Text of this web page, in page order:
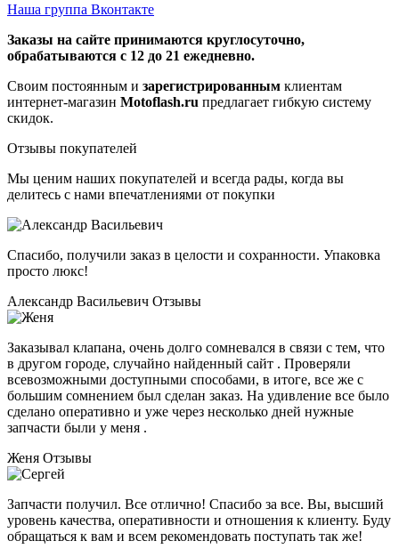
Наша группа Вконтакте
Заказы на сайте принимаются круглосуточно,
обрабатываются с 12 до 21 ежедневно.
Своим постоянным и зарегистрированным клиентам
интернет-магазин Motoflash.ru предлагает гибкую систему
скидок.
Отзывы покупателей
Мы ценим наших покупателей и всегда рады, когда вы
делитесь с нами впечатлениями от покупки
Спасибо, получили заказ в целости и сохранности. Упаковка
просто люкс!
Александр Васильевич Отзывы
Заказывал клапана, очень долго сомневался в связи с тем, что
в другом городе, случайно найденный сайт . Проверяли
всевозможными доступными способами, в итоге, все же с
большим сомнением был сделан заказ. На удивление все было
сделано оперативно и уже через несколько дней нужные
запчасти были у меня .
Женя Отзывы
Запчасти получил. Все отлично! Спасибо за все. Вы, высший
уровень качества, оперативности и отношения к клиенту. Буду
обращаться к вам и всем рекомендовать поступать так же!